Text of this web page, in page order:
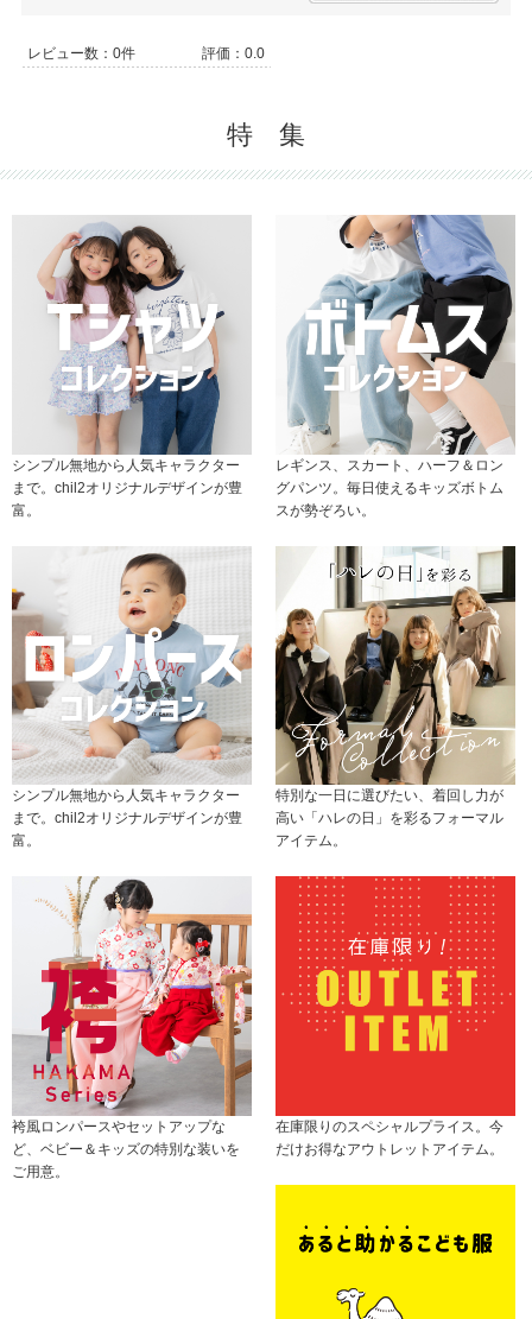
レビュー数：0件 評価：0.0
特 集
シンプル無地から人気キャラクター
まで。chil2オリジナルデザインが豊
富。
レギンス、スカート、ハーフ＆ロン
グパンツ。毎日使えるキッズボトム
スが勢ぞろい。
シンプル無地から人気キャラクター
まで。chil2オリジナルデザインが豊
富。
特別な一日に選びたい、着回し力が
高い「ハレの日」を彩るフォーマル
アイテム。
袴風ロンパースやセットアップな
ど、ベビー＆キッズの特別な装いを
ご用意。
在庫限りのスペシャルプライス。今
だけお得なアウトレットアイテム。